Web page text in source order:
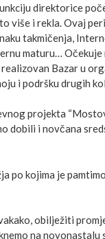
direktorice
više i rekla. Ovaj
takmičenja,
maturu…
Bazar u
i podršku drugih
projekta
dobili i novčana
po kojima je
obilježiti
na novonastalu